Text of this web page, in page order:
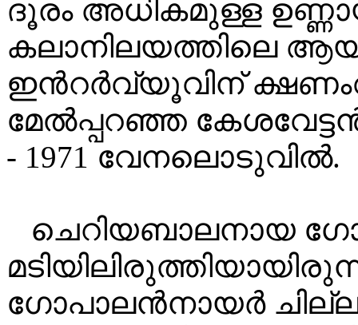
ദൂരം അധികമുള്ള
കലാനിലയത്തിലെ
ഇൻറർവ്യൂവിന്
മേൽപ്പറഞ്ഞ
- 1971 വേനലൊടുവിൽ.
ചെറിയബാലനായ
ഗോപാലൻനായർ